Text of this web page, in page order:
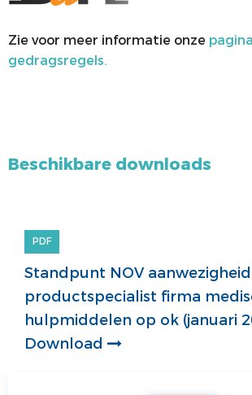
Zie voor meer informatie onze
gedragsregels.
Beschikbare downloads
PDF
Standpunt NOV aanwezigheid
productspecialist firma
hulpmiddelen op ok (januari
Download